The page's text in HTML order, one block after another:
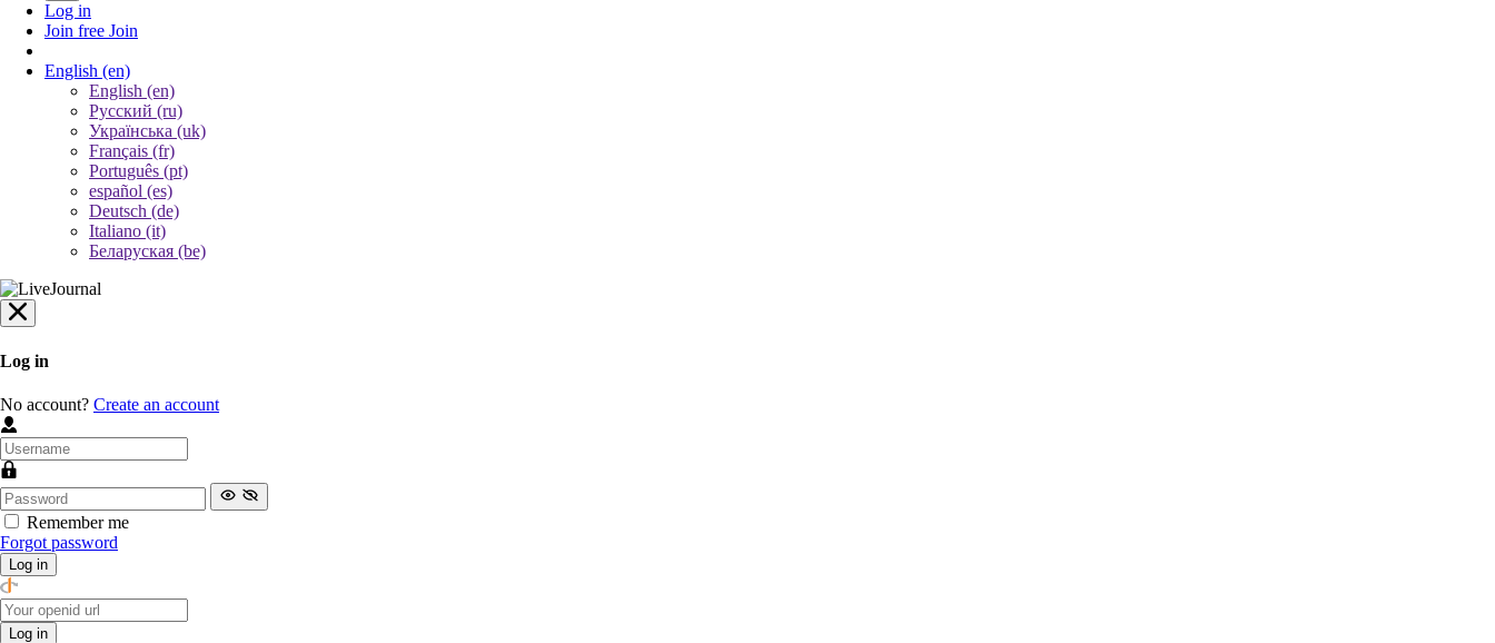
Log in
Join free Join
English (en)
English (en)
Русский (ru)
Українська (uk)
Français (fr)
Português (pt)
español (es)
Deutsch (de)
Italiano (it)
Беларуская (be)
Log in
No account? Create an account
Remember me
Forgot password
Log in
Log in